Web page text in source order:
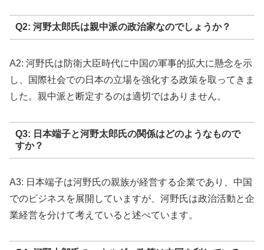
Q2: 河野太郎氏は親中派の政治家なのでしょうか？
A2: 河野氏は防衛大臣時代に中国の軍事的拡大に懸念を示
し、国際社会での日本の立場を強化する政策を取ってきま
した。親中派と断定するのは適切ではありません。
Q3: 日本端子と河野太郎氏の関係はどのようなもので
すか？
A3: 日本端子は河野氏の親族が経営する企業であり、中国
でのビジネスを展開していますが、河野氏は政治活動と企
業経営を分けて考えていると述べています。